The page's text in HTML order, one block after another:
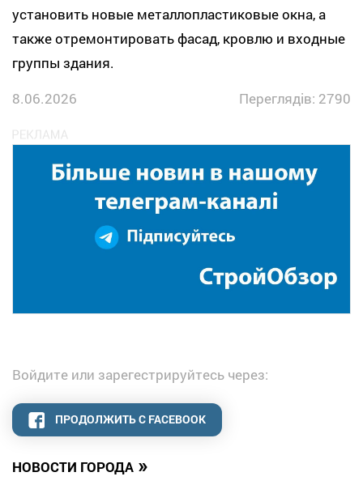
НОВОСТИ ГОРОДА »
установить новые металлопластиковые окна, а
также отремонтировать фасад, кровлю и входные
группы здания.
8.06.2026
Переглядів: 2790
Войдите или зарегестрируйтесь через:
ПРОДОЛЖИТЬ С FACEBOOK